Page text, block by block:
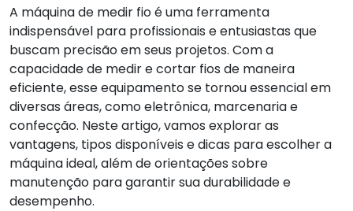
A máquina de medir fio é uma ferramenta
indispensável para profissionais e entusiastas que
buscam precisão em seus projetos. Com a
capacidade de medir e cortar fios de maneira
eficiente, esse equipamento se tornou essencial em
diversas áreas, como eletrônica, marcenaria e
confecção. Neste artigo, vamos explorar as
vantagens, tipos disponíveis e dicas para escolher a
máquina ideal, além de orientações sobre
manutenção para garantir sua durabilidade e
desempenho.